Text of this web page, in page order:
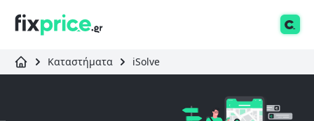
Καταστήματα iSolve